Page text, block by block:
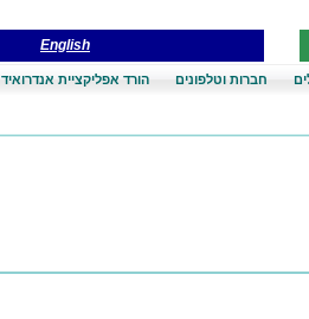
English
חברות וטלפונים הורד אפליקציית אנדרואיד